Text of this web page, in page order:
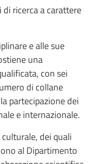
ricerca a carattere
e alle sue
una
con sei
di collane
partecipazione dei
e internazionale.
dei quali
al Dipartimento